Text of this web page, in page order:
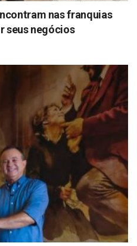
nas franquias
seus negócios